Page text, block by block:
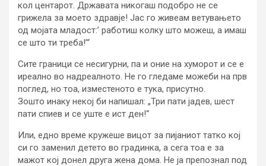
кол центарот. Државата никогаш подобро не се
грижела за моето здравје! Јас го живеам ветувањето
од мојата младост:’ работиш колку што можеш, а имаш
се што ти треба!’“
Сите граници се несигурни, па и оние на хуморот и се е
иреално во надреалното. Не го гледаме можеби на прв
поглед, но тоа, изместеното е тука, присутно.
Зошто инаку некој би напишал: „Три пати јадев, шест
пати спиев и се уште е ист ден!“
Или, едно време кружеше вицот за пијаниот татко кој
си го заменил детето во градинка, а сега тоа е за
мажот кој донел друга жена дома. Не ја препознал под